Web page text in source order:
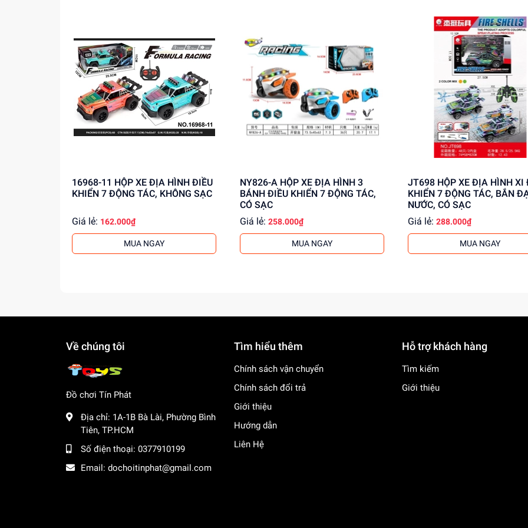
16968-11 HỘP XE ĐỊA HÌNH ĐIỀU
KHIỂN 7 ĐỘNG TÁC, KHÔNG SẠC
Giá lẻ: 162.000₫
MUA NGAY
NY826-A HỘP XE ĐỊA HÌNH 3
BÁNH ĐIỀU KHIỂN 7 ĐỘNG TÁC,
CÓ SẠC
Giá lẻ: 258.000₫
MUA NGAY
JT698 HỘP XE ĐỊA HÌNH XI ĐIỀU
KHIỂN 7 ĐỘNG TÁC, BẮN
NƯỚC, CÓ SẠC
Giá lẻ: 288.000₫
MUA NGAY
Về chúng tôi
Đồ chơi Tín Phát
Địa chỉ: 1A-1B Bà Lài, Phường Bình
Tiên, TP.HCM
Số điện thoại: 0377910199
Email: dochoitinphat@gmail.com
Tìm hiểu thêm
Chính sách vận chuyển
Chính sách đổi trả
Giới thiệu
Hướng dẫn
Liên Hệ
Hỗ trợ khách hàng
Tìm kiếm
Giới thiệu